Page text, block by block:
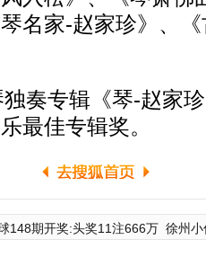
名家-赵家珍》、
专辑《琴-赵家珍
最佳专辑奖。
148期开奖:头奖11注666万 徐州